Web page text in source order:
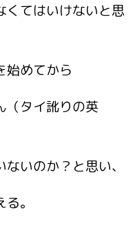
くてはいけないと思
始めてから
（タイ訛りの英
いのか？と思い、
。